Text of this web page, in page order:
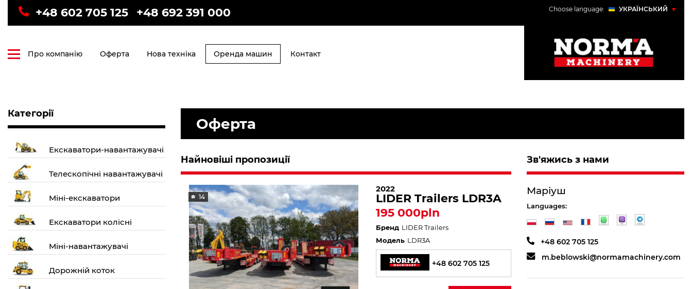
+48 602 705 125 +48 692 391 000 Choose language:
УКРАЇНСЬКИЙ
УКРАЇНСЬКИЙ
РУССКИЙ
Про компанію Оферта Нова техніка Оренда машин Контакт
Категорії
Екскаватори-навантажувачі
Телескопічні навантажувачі
Міні-екскаватори
Екскаватори колісні
Міні-навантажувачі
Дорожній коток
Оферта
Найновіші пропозиції
14
2022
LIDER Trailers LDR3A
195 000pln
Бренд LIDER Trailers
Модель LDR3A
+48 602 705 125
Зв'яжись з нами
Маріуш
Languages:
+48 602 705 125
m.beblowski@normamachinery.com